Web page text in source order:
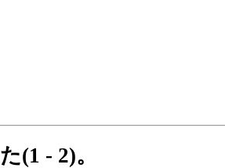
(1 - 2)。